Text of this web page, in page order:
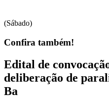
(Sábado)
Confira também!
Edital de
deliberação de
Ba